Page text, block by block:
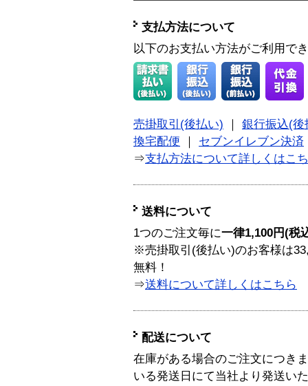
支払方法について
以下のお支払い方法がご利用で
売掛取引(後払い)
銀行振込(後
換宅配便
セブンイレブン決済
⇒支払方法について詳しくはこ
送料について
1つのご注文毎に一律1,100円(税
※売掛取引(後払い)のお客様は
無料！
⇒送料について詳しくはこちら
配送について
在庫がある場合のご注文につき
いる発送日にて当社より発送い